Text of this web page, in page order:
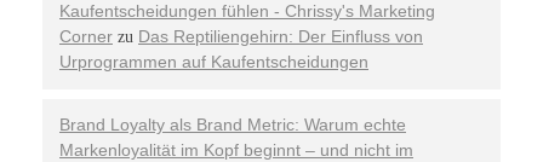
Kaufentscheidungen fühlen - Chrissy's Marketing
Corner zu Das Reptiliengehirn: Der Einfluss von
Urprogrammen auf Kaufentscheidungen
Brand Loyalty als Brand Metric: Warum echte
Markenloyalität im Kopf beginnt – und nicht im